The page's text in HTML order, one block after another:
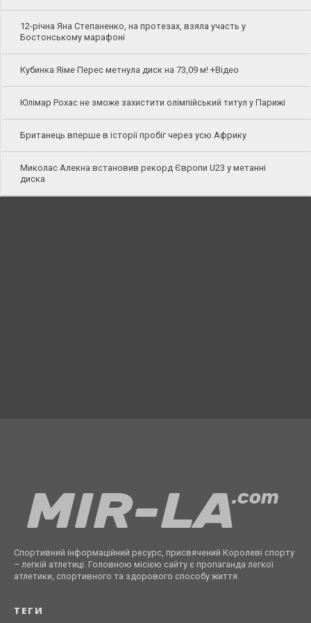
12-річна Яна Степаненко, на протезах, взяла участь у
Бостонському марафоні
Кубинка Яіме Перес метнула диск на 73,09 м! +Відео
Юлімар Рохас не зможе захистити олімпійський титул у Парижі
Британець вперше в історії пробіг через усю Африку
Миколас Алекна встановив рекорд Європи U23 у метанні
диска
Спортивний інформаційний ресурс, присвячений Королеві спорту
– легкій атлетиці. Головною місією сайту є пропаганда легкої
атлетики, спортивного та здорового способу життя.
ТЕГИ